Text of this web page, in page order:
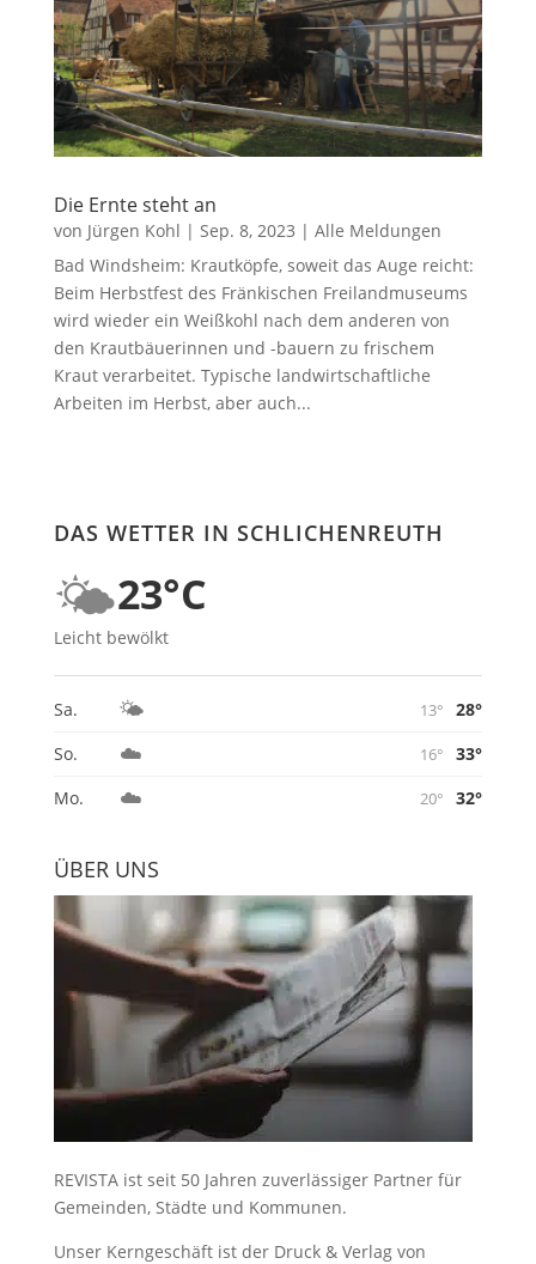
Die Ernte steht an
von Jürgen Kohl | Sep. 8, 2023 | Alle Meldungen
Bad Windsheim: Krautköpfe, soweit das Auge reicht:
Beim Herbstfest des Fränkischen Freilandmuseums
wird wieder ein Weißkohl nach dem anderen von
den Krautbäuerinnen und -bauern zu frischem
Kraut verarbeitet. Typische landwirtschaftliche
Arbeiten im Herbst, aber auch...
DAS WETTER IN SCHLICHENREUTH
🌤️23°C
Leicht bewölkt
Sa. 🌤️ 13°
28°
So.
☁️ 16°
33°
Mo.
☁️ 20° 32°
ÜBER UNS
REVISTA ist seit 50 Jahren zuverlässiger Partner für
Gemeinden, Städte und Kommunen.
Unser Kerngeschäft ist der Druck & Verlag von